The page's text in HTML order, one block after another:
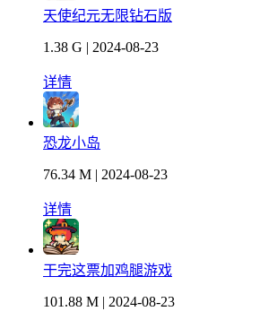
天使纪元无限钻石版
1.38 G | 2024-08-23
详情
恐龙小岛
76.34 M | 2024-08-23
详情
干完这票加鸡腿游戏
101.88 M | 2024-08-23